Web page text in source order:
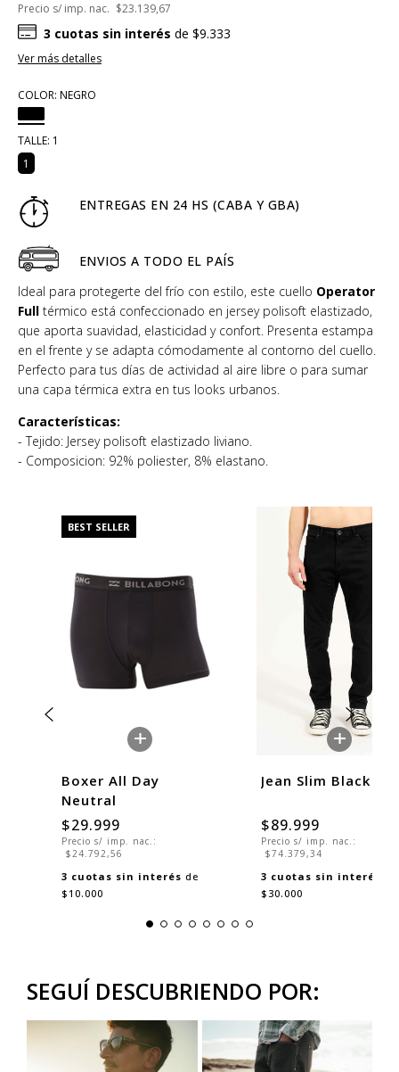
Precio s/ imp. nac. $23.139,67
3 cuotas sin interés de $9.333
Ver más detalles
COLOR: NEGRO
TALLE: 1
1
ENTREGAS EN 24 HS (CABA Y GBA)
ENVIOS A TODO EL PAÍS
Ideal para protegerte del frío con estilo, este cuello Operator
Full térmico está confeccionado en jersey polisoft elastizado,
que aporta suavidad, elasticidad y confort. Presenta estampa
en el frente y se adapta cómodamente al contorno del cuello.
Perfecto para tus días de actividad al aire libre o para sumar
una capa térmica extra en tus looks urbanos.
Características:
- Tejido: Jersey polisoft elastizado liviano.
- Composicion: 92% poliester, 8% elastano.
BEST SELLER
+
Boxer All Day
Neutral
$29.999
Precio s/ imp. nac.:
$24.792,56
3 cuotas sin interés de
$10.000
+
Jean Slim Black
$89.999
Precio s/ imp. nac.:
$74.379,34
3 cuotas sin interés
$30.000
SEGUÍ DESCUBRIENDO POR: